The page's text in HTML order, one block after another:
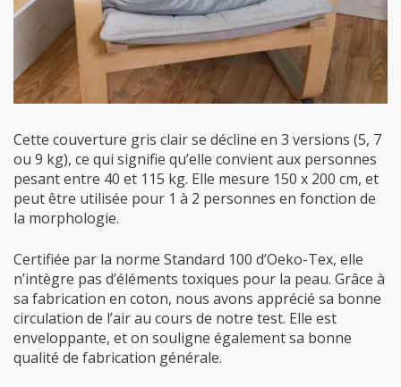
Cette couverture gris clair se décline en 3 versions (5, 7
ou 9 kg), ce qui signifie qu’elle convient aux personnes
pesant entre 40 et 115 kg. Elle mesure 150 x 200 cm, et
peut être utilisée pour 1 à 2 personnes en fonction de
la morphologie.
Certifiée par la norme Standard 100 d’Oeko-Tex, elle
n’intègre pas d’éléments toxiques pour la peau. Grâce à
sa fabrication en coton, nous avons apprécié sa bonne
circulation de l’air au cours de notre test. Elle est
enveloppante, et on souligne également sa bonne
qualité de fabrication générale.